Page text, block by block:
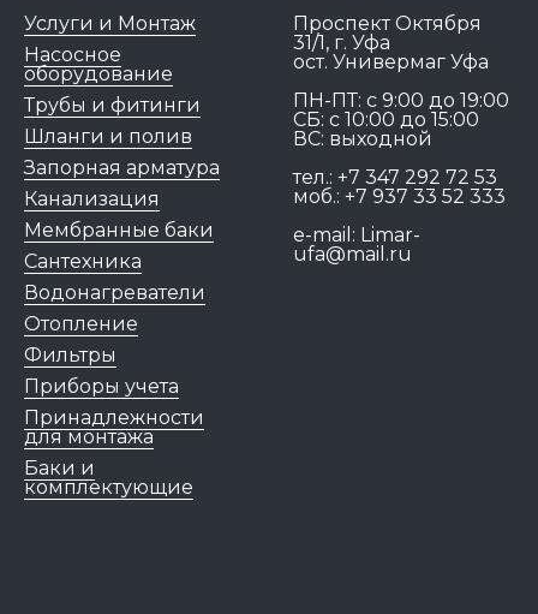
Услуги и Монтаж
Насосное
оборудование
Трубы и фитинги
Шланги и полив
Запорная арматура
Канализация
Мембранные баки
Сантехника
Водонагреватели
Отопление
Фильтры
Приборы учета
Принадлежности
для монтажа
Баки и
комплектующие
Проспект Октября
31/1, г. Уфа
ост. Универмаг Уфа
ПН-ПТ: c 9:00 до 19:00
СБ: с 10:00 до 15:00
ВС: выходной
тел.: +7 347 292 72 53
моб.: +7 937 33 52 333
e-mail: Limar-
ufa@mail.ru